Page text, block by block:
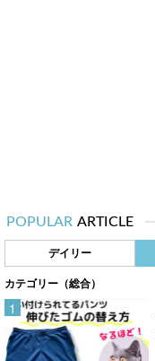
POPULAR ARTICLE
デイリー
カテゴリー（総合）